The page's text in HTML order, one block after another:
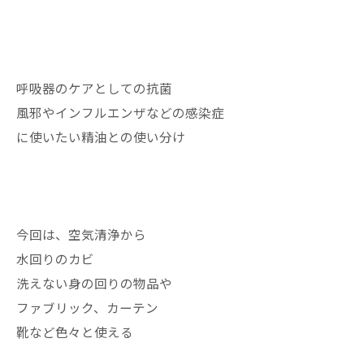
呼吸器のケアとしての抗菌
風邪やインフルエンザなどの感染症
に使いたい精油との使い分け
今回は、空気清浄から
水回りのカビ
洗えない身の回りの物品や
ファブリック、カーテン
靴など色々と使える